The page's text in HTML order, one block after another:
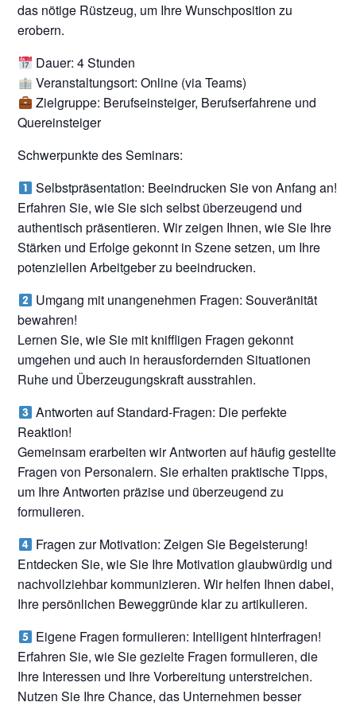
das nötige Rüstzeug, um Ihre Wunschposition zu
erobern.
Dauer: 4 Stunden
Veranstaltungsort: Online (via Teams)
Zielgruppe: Berufseinsteiger, Berufserfahrene und
Quereinsteiger
Schwerpunkte des Seminars:
Selbstpräsentation: Beeindrucken Sie von Anfang an!
Erfahren Sie, wie Sie sich selbst überzeugend und
authentisch präsentieren. Wir zeigen Ihnen, wie Sie Ihre
Stärken und Erfolge gekonnt in Szene setzen, um Ihre
potenziellen Arbeitgeber zu beeindrucken.
Umgang mit unangenehmen Fragen: Souveränität
bewahren!
Lernen Sie, wie Sie mit kniffligen Fragen gekonnt
umgehen und auch in herausfordernden Situationen
Ruhe und Überzeugungskraft ausstrahlen.
Antworten auf Standard-Fragen: Die perfekte
Reaktion!
Gemeinsam erarbeiten wir Antworten auf häufig gestellte
Fragen von Personalern. Sie erhalten praktische Tipps,
um Ihre Antworten präzise und überzeugend zu
formulieren.
Fragen zur Motivation: Zeigen Sie Begeisterung!
Entdecken Sie, wie Sie Ihre Motivation glaubwürdig und
nachvollziehbar kommunizieren. Wir helfen Ihnen dabei,
Ihre persönlichen Beweggründe klar zu artikulieren.
Eigene Fragen formulieren: Intelligent hinterfragen!
Erfahren Sie, wie Sie gezielte Fragen formulieren, die
Ihre Interessen und Ihre Vorbereitung unterstreichen.
Nutzen Sie Ihre Chance, das Unternehmen besser